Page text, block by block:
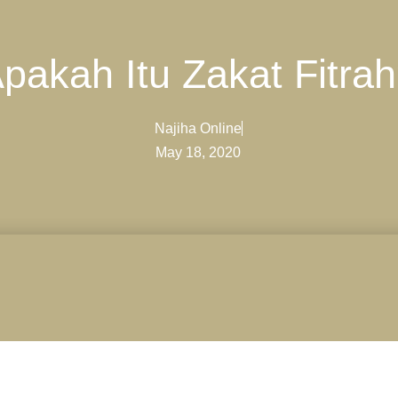
Itu Zakat
Najiha Online
May 18, 2020